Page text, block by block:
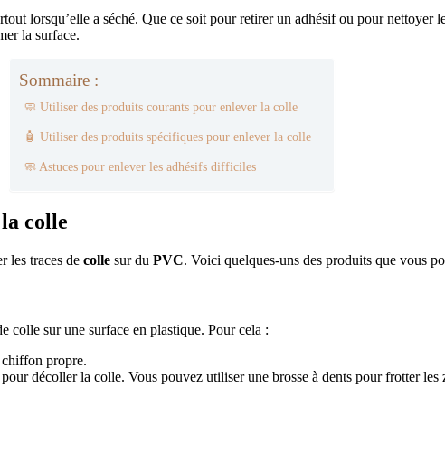
lorsqu’elle a séché. Que ce soit pour retirer un adhésif ou pour
la surface.
Sommaire :
🧼 Utiliser des produits courants pour enlever la colle
🧴 Utiliser des produits spécifiques pour enlever la colle
🧼 Astuces pour enlever les adhésifs difficiles
colle
les traces de colle sur du PVC. Voici quelques-uns des produits que vous
colle sur une surface en plastique. Pour cela :
chiffon propre.
décoller la colle. Vous pouvez utiliser une brosse à dents pour frotter les